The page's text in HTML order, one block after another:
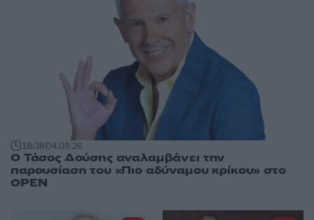
18:3804.08.26
Ο Τάσος Δούσης αναλαμβάνει την
παρουσίαση του «Πιο αδύναμου κρίκου» στο
OPEN